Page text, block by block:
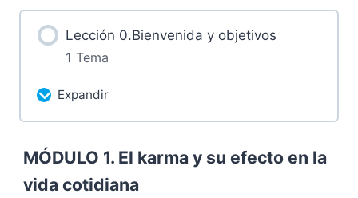
Lección 0.Bienvenida y objetivos
1 Tema
Expandir
Más contenidos...
0% Completado 0/1 pasos
MÓDULO 1. El karma y su efecto en la
vida cotidiana